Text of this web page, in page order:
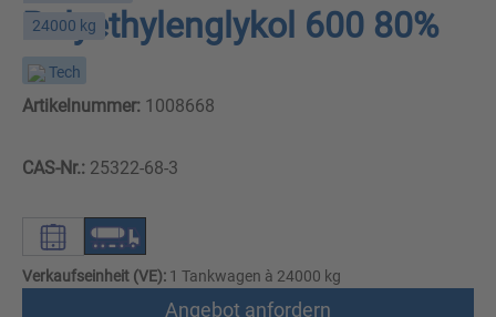
24000 kg
Polyethylenglykol 600 80%
Tech
Artikelnummer: 1008668
CAS-Nr.: 25322-68-3
Verkaufseinheit (VE): 1 Tankwagen à 24000 kg
Angebot anfordern